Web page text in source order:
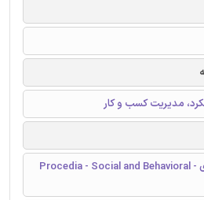
مدیریت کسب و کار
پروسه علوم اجتماعی و رفتاری - Procedia - Social and Behavioral